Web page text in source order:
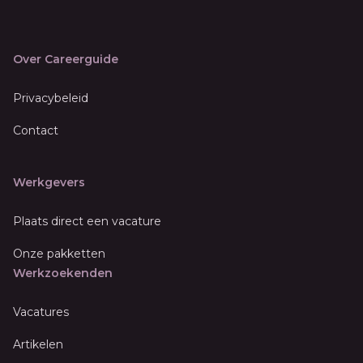
Over Careerguide
Privacybeleid
Contact
Werkgevers
Plaats direct een vacature
Onze pakketten
Werkzoekenden
Vacatures
Artikelen